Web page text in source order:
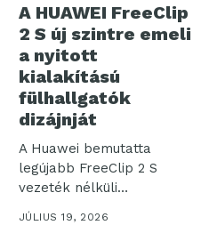
A HUAWEI FreeClip
2 S új szintre emeli
a nyitott
kialakítású
fülhallgatók
dizájnját
A Huawei bemutatta
legújabb FreeClip 2 S
vezeték nélküli
fülhallgatóját, amely a...
JÚLIUS 19, 2026